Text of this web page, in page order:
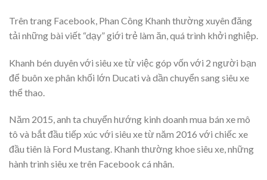
Trên trang Facebook, Phan Công Khanh thường xuyên đăng
tải những bài viết “dạy” giới trẻ làm ăn, quá trình khởi nghiệp.
Khanh bén duyên với siêu xe từ việc góp vốn với 2 người bạn
để buôn xe phân khối lớn Ducati và dần chuyển sang siêu xe
thể thao.
Năm 2015, anh ta chuyển hướng kinh doanh mua bán xe mô
tô và bắt đầu tiếp xúc với siêu xe từ năm 2016 với chiếc xe
đầu tiên là Ford Mustang. Khanh thường khoe siêu xe, những
hành trình siêu xe trên Facebook cá nhân.